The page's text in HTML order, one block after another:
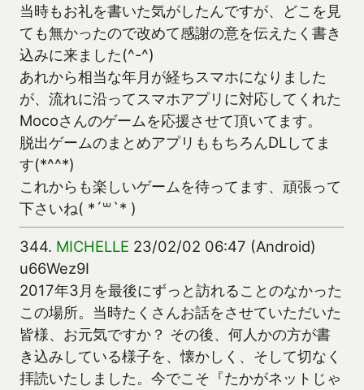
当時もお礼を書いた気がしたんですが、どこを見
ても無かったので改めて感謝の意を伝えたく書き
込みに来ました(^-^)
あれから相当な年月が経ちスマホになりました
が、流れに沿ってスマホアプリに対応してくれた
Mocoさんのゲームを応援させて頂いてます。
脱出ゲームのまとめアプリももちろんDLしてま
す(*^^*)
これからも楽しいゲームを待ってます、頑張って
下さいね( *´꒳`* )
344. MICHELLE 23/02/02 06:47 (Android)
u66Wez9I
2017年3月を最後にずっと訪れることのなかった
この場所。当時たくさんお話をさせていただいた
皆様、お元気ですか？ その後、何人かの方が書
き込みしている様子を、懐かしく、そして切なく
拝読いたしました。今でこそ『たかがネットじゃ